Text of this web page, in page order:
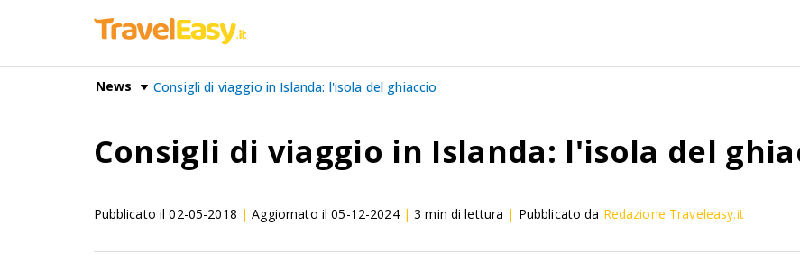
News Consigli di viaggio in Islanda: l'isola del ghiaccio
Consigli di viaggio in Islanda: l'isola del
Pubblicato il02-05-2018 |Aggiornato il05-12-2024|3 min di lettura | Pubblicato da Redazione Traveleasy.it